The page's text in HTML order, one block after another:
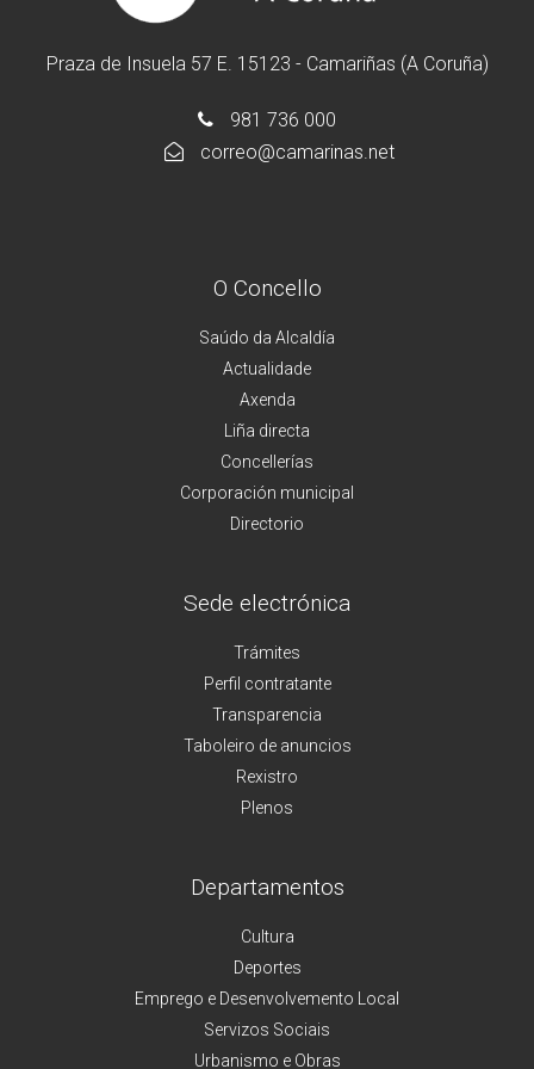
Praza de Insuela 57 E. 15123 - Camariñas (A Coruña)
981 736 000
correo@camarinas.net
O Concello
Saúdo da Alcaldía
Actualidade
Axenda
Liña directa
Concellerías
Corporación municipal
Directorio
Sede electrónica
Trámites
Perfil contratante
Transparencia
Taboleiro de anuncios
Rexistro
Plenos
Departamentos
Cultura
Deportes
Emprego e Desenvolvemento Local
Servizos Sociais
Urbanismo e Obras